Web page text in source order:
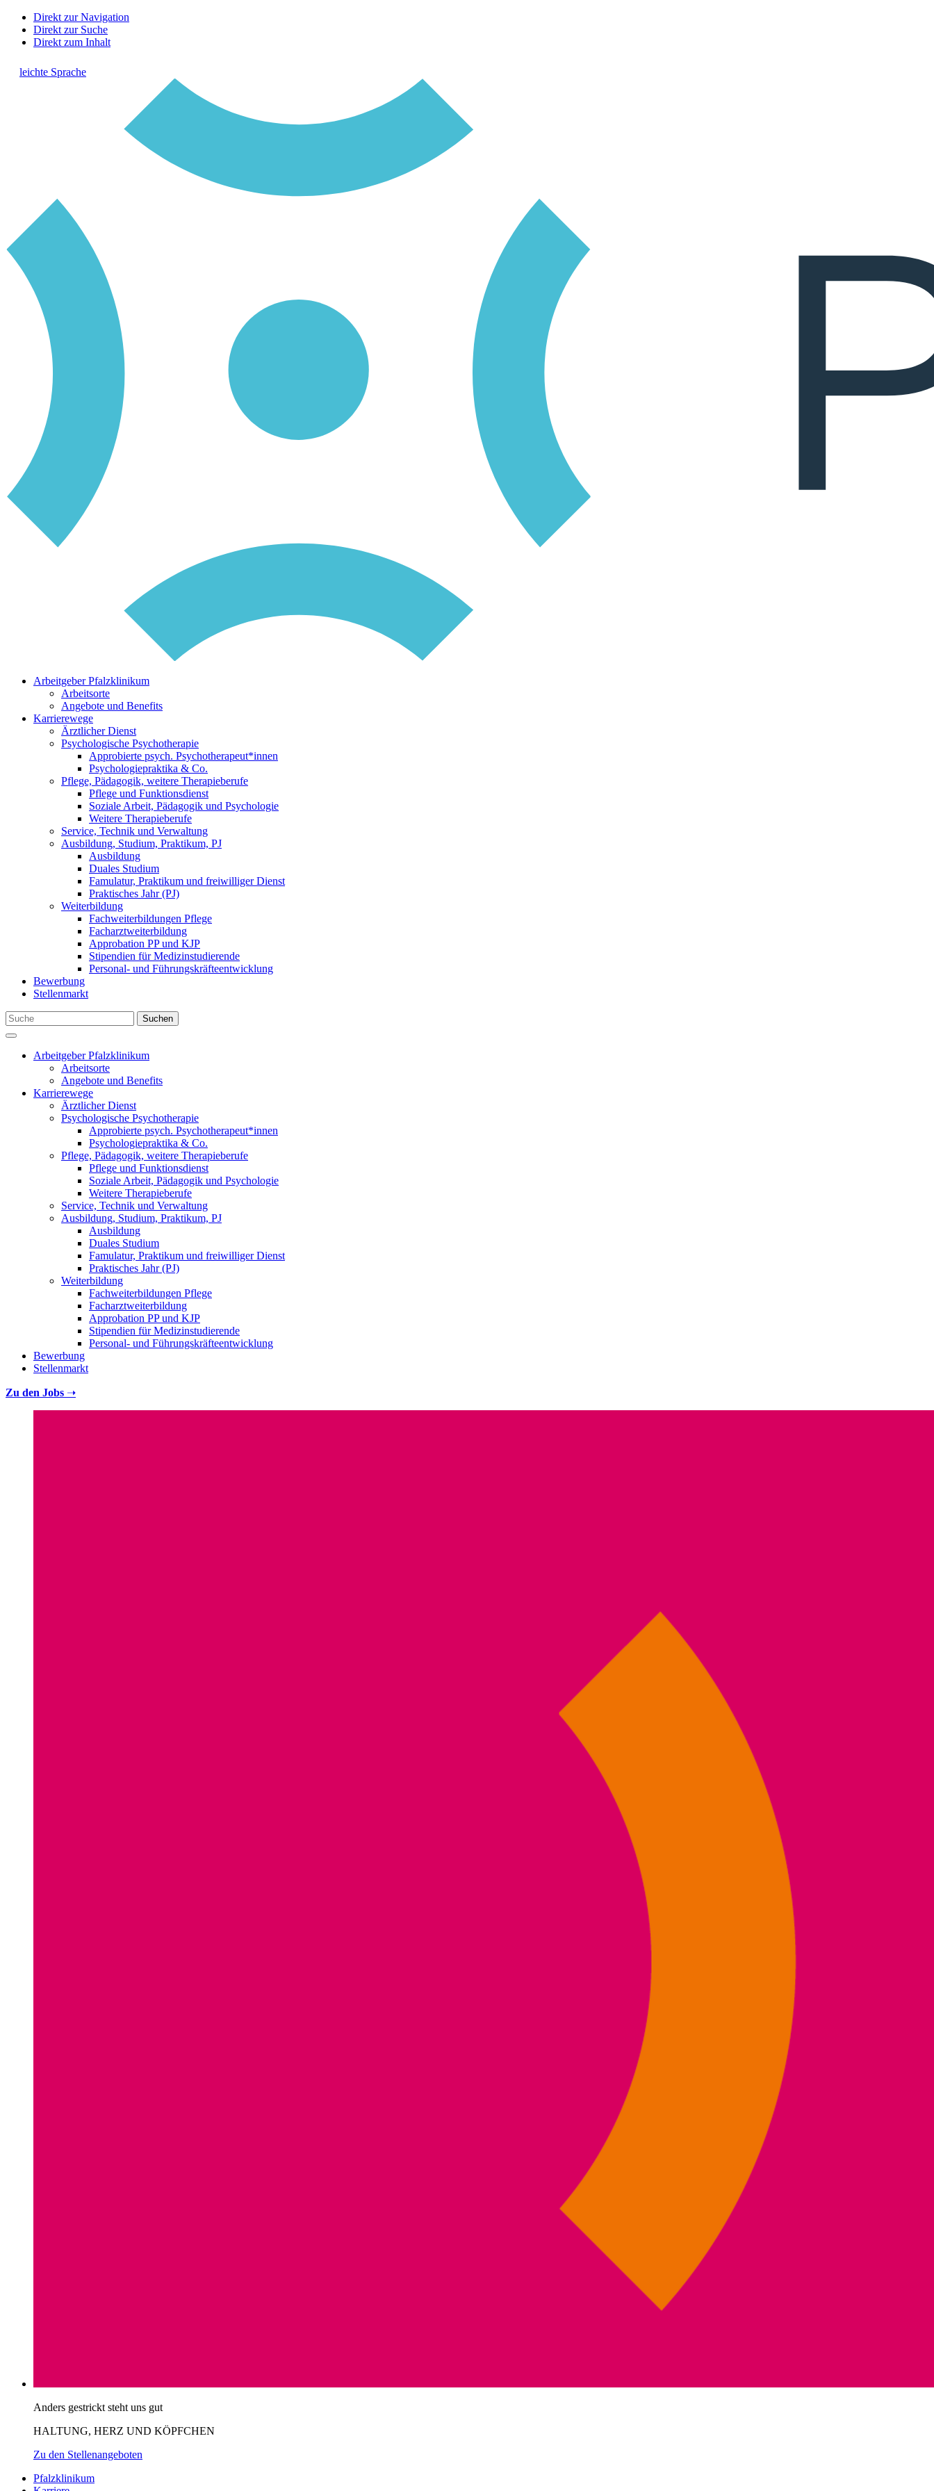
Direkt zur Navigation
Direkt zur Suche
Direkt zum Inhalt
leichte Sprache
Arbeitgeber Pfalzklinikum
Arbeitsorte
Angebote und Benefits
Karrierewege
Ärztlicher Dienst
Psychologische Psychotherapie
Approbierte psych. Psychotherapeut*innen
Psychologiepraktika & Co.
Pflege, Pädagogik, weitere Therapieberufe
Pflege und Funktionsdienst
Soziale Arbeit, Pädagogik und Psychologie
Weitere Therapieberufe
Service, Technik und Verwaltung
Ausbildung, Studium, Praktikum, PJ
Ausbildung
Duales Studium
Famulatur, Praktikum und freiwilliger Dienst
Praktisches Jahr (PJ)
Weiterbildung
Fachweiterbildungen Pflege
Facharztweiterbildung
Approbation PP und KJP
Stipendien für Medizinstudierende
Personal- und Führungskräfteentwicklung
Bewerbung
Stellenmarkt
Suchen
Arbeitgeber Pfalzklinikum
Arbeitsorte
Angebote und Benefits
Karrierewege
Ärztlicher Dienst
Psychologische Psychotherapie
Approbierte psych. Psychotherapeut*innen
Psychologiepraktika & Co.
Pflege, Pädagogik, weitere Therapieberufe
Pflege und Funktionsdienst
Soziale Arbeit, Pädagogik und Psychologie
Weitere Therapieberufe
Service, Technik und Verwaltung
Ausbildung, Studium, Praktikum, PJ
Ausbildung
Duales Studium
Famulatur, Praktikum und freiwilliger Dienst
Praktisches Jahr (PJ)
Weiterbildung
Fachweiterbildungen Pflege
Facharztweiterbildung
Approbation PP und KJP
Stipendien für Medizinstudierende
Personal- und Führungskräfteentwicklung
Bewerbung
Stellenmarkt
Zu den Jobs ➝
Anders gestrickt steht uns gut
HALTUNG, HERZ UND KÖPFCHEN
Zu den Stellenangeboten
Pfalzklinikum